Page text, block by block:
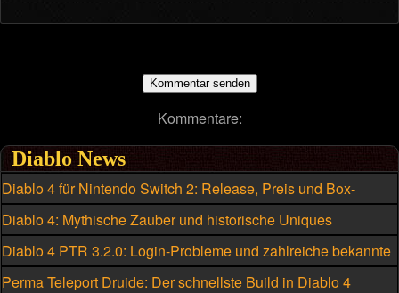
Kommentare:
Diablo News
Diablo 4 für Nintendo Switch 2: Release, Preis und Box-
Version geleakt
Diablo 4: Mythische Zauber und historische Uniques
eskalieren
Diablo 4 PTR 3.2.0: Login-Probleme und zahlreiche bekannte
Fehler
Perma Teleport Druide: Der schnellste Build in Diablo 4